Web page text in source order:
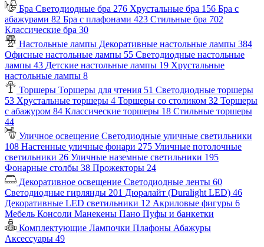
Бра Светодиодные бра 276 Хрустальные бра 156 Бра с
абажурами 82 Бра с плафонами 423 Стильные бра 702
Классические бра 30
Настольные лампы Декоративные настольные лампы 384
Офисные настольные лампы 55 Светодиодные настольные
лампы 43 Детские настольные лампы 19 Хрустальные
настольные лампы 8
Торшеры Торшеры для чтения 51 Светодиодные торшеры
53 Хрустальные торшеры 4 Торшеры со столиком 32 Торшеры
с абажуром 84 Классические торшеры 18 Стильные торшеры
44
Уличное освещение Светодиодные уличные светильники
108 Настенные уличные фонари 275 Уличные потолочные
светильники 26 Уличные наземные светильники 195
Фонарные столбы 38 Прожекторы 24
Декоративное освещение Светодиодные ленты 60
Светодиодные гирлянды 201 Дюралайт (Duralight LED) 46
Декоративные LED светильники 12 Акриловые фигуры 6
Мебель Консоли Манекены Пано Пуфы и банкетки
Комплектующие Лампочки Плафоны Абажуры
Аксессуары 49